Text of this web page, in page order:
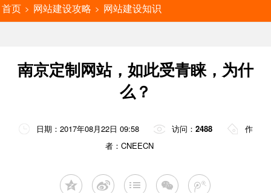
首页 > 网站建设攻略 > 网站建设知识
南京定制网站，如此受青睐，为什
么？
日期：2017年08月22日 09:58 访问： 2488
作
者：CNEECN